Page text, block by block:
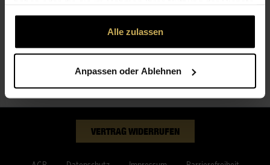
gesammelt haben.
Alle zulassen
Anpassen oder Ablehnen
VERTRAG WIDERRUFEN